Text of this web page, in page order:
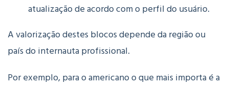
atualização de acordo com o perfil do usuário.
A valorização destes blocos depende da região ou
país do internauta profissional.
Por exemplo, para o americano o que mais importa é a